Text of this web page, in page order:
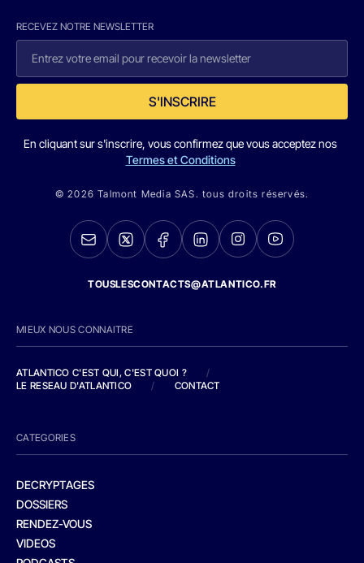
RECEVEZ NOTRE NEWSLETTER
S'INSCRIRE
En cliquant sur s'inscrire, vous confirmez que vous acceptez nos
Termes et Conditions
© 2026 Talmont Media SAS. tous droits réservés.
TOUSLESCONTACTS@ATLANTICO.FR
MIEUX NOUS CONNAITRE
ATLANTICO C'EST QUI, C'EST QUOI ?
/
LE RESEAU D'ATLANTICO
/ CONTACT
CATEGORIES
DECRYPTAGES
DOSSIERS
RENDEZ-VOUS
VIDEOS